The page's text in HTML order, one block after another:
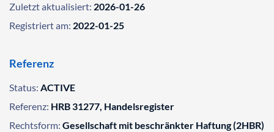
Zuletzt aktualisiert: 2026-01-26
Registriert am: 2022-01-25
Referenz
Status: ACTIVE
Referenz: HRB 31277, Handelsregister
Rechtsform: Gesellschaft mit beschränkter Haftung (2HBR)